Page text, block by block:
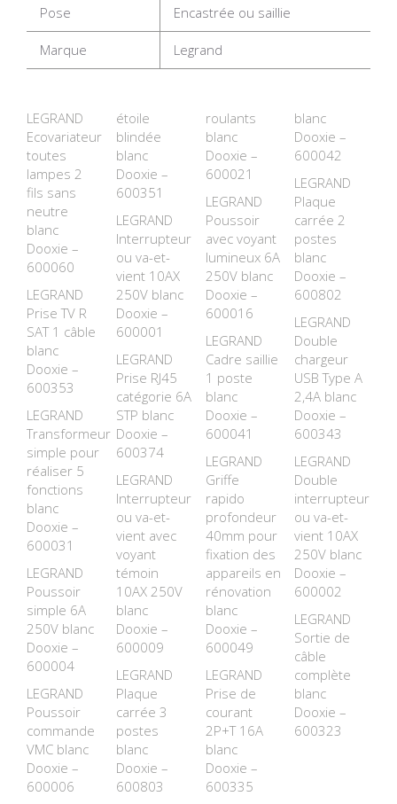
Pose Encastrée ou saillie
Marque Legrand
LEGRAND
Ecovariateur
toutes
lampes 2
fils sans
neutre
blanc
Dooxie –
600060
LEGRAND
Prise TV R
SAT 1 câble
blanc
Dooxie –
600353
LEGRAND
Transformeur
simple pour
réaliser 5
fonctions
blanc
Dooxie –
600031
LEGRAND
Poussoir
simple 6A
250V blanc
Dooxie –
600004
LEGRAND
Poussoir
commande
VMC blanc
Dooxie –
600006
étoile
blindée
blanc
Dooxie –
600351
LEGRAND
Interrupteur
ou va-et-
vient 10AX
250V blanc
Dooxie –
600001
LEGRAND
Prise RJ45
catégorie 6A
STP blanc
Dooxie –
600374
LEGRAND
Interrupteur
ou va-et-
vient avec
voyant
témoin
10AX 250V
blanc
Dooxie –
600009
LEGRAND
Plaque
carrée 3
postes
blanc
Dooxie –
600803
roulants
blanc
Dooxie –
600021
LEGRAND
Poussoir
avec voyant
lumineux 6A
250V blanc
Dooxie –
600016
LEGRAND
Cadre saillie
1 poste
blanc
Dooxie –
600041
LEGRAND
Griffe
rapido
profondeur
40mm pour
fixation des
appareils en
rénovation
blanc
Dooxie –
600049
LEGRAND
Prise de
courant
2P+T 16A
blanc
Dooxie –
600335
blanc
Dooxie –
600042
LEGRAND
Plaque
carrée 2
postes
blanc
Dooxie –
600802
LEGRAND
Double
chargeur
USB Type A
2,4A blanc
Dooxie –
600343
LEGRAND
Double
interrupteur
ou va-et-
vient 10AX
250V blanc
Dooxie –
600002
LEGRAND
Sortie de
câble
complète
blanc
Dooxie –
600323